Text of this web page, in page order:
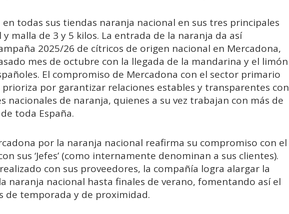
todas sus tiendas naranja nacional en sus tres principales
malla de 3 y 5 kilos. La entrada de la naranja da así
2025/26 de cítricos de origen nacional en Mercadona,
mes de octubre con la llegada de la mandarina y el limón
El compromiso de Mercadona con el sector primario
prioriza por garantizar relaciones estables y transparentes con
nacionales de naranja, quienes a su vez trabajan con más de
toda España.
por la naranja nacional reafirma su compromiso con el
sus ‘Jefes’ (como internamente denominan a sus clientes).
con sus proveedores, la compañía logra alargar la
naranja nacional hasta finales de verano, fomentando así el
de temporada y de proximidad.